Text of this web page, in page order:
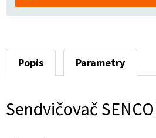
Popis Parametry
Sendvičovač